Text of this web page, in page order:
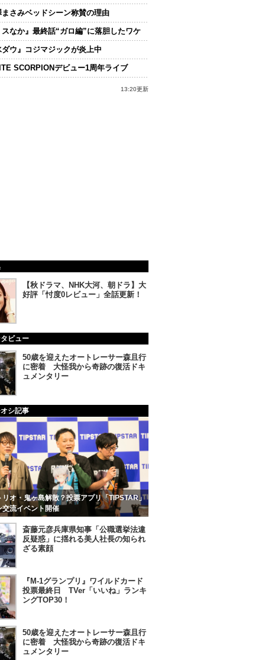
まさみベッドシーン称賛の理由
スなか』最終話“ガロ編”に落胆したワケ
ダウ』コジマジックが炎上中
SCORPIONデビュー1周年ライブ
13:20更新
【秋ドラマ、NHK大河、朝ドラ】大
好評「忖度0レビュー」全話更新！
ビュー
50歳を迎えたオートレーサー森且行
に密着 大怪我から奇跡の復活ドキ
ュメンタリー
シ記事
リオ・鬼ヶ島解散？投票アプリ「TIPSTAR」
交流イベント開催
斎藤元彦兵庫県知事「公職選挙法違
反疑惑」に揺れる美人社長の知られ
ざる素顔
『M-1グランプリ』ワイルドカード
投票最終日 TVer「いいね」ランキ
ングTOP30！
50歳を迎えたオートレーサー森且行
に密着 大怪我から奇跡の復活ドキ
ュメンタリー